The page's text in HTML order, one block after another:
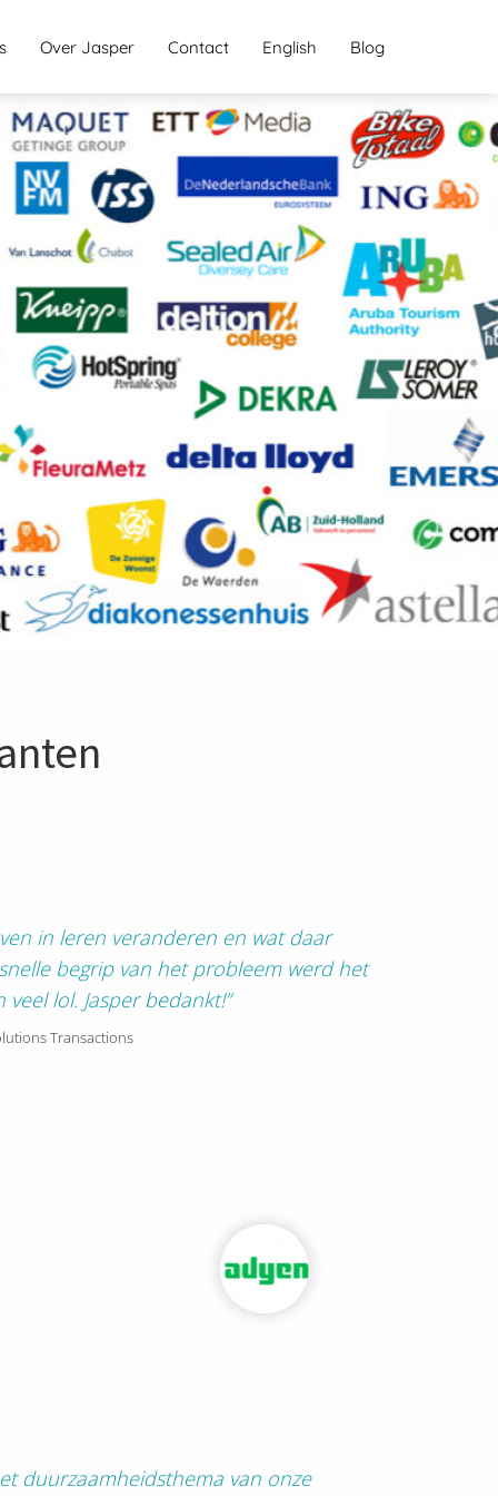
Over Jasper Contact English Blog
in leren veranderen en wat daar
begrip van het probleem werd het
lol. Jasper bedankt!”
Transactions
duurzaamheidsthema van onze